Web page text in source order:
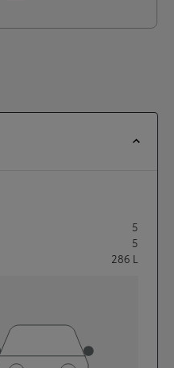
5
5
286 L